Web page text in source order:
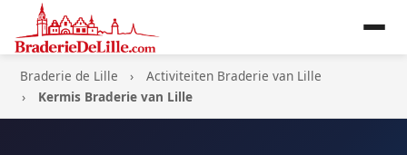
Braderie de Lille
Activiteiten Braderie van Lille
Kermis Braderie van Lille